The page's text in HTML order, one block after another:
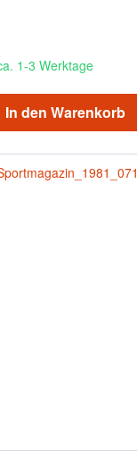
1-3 Werktage
In den Warenkorb